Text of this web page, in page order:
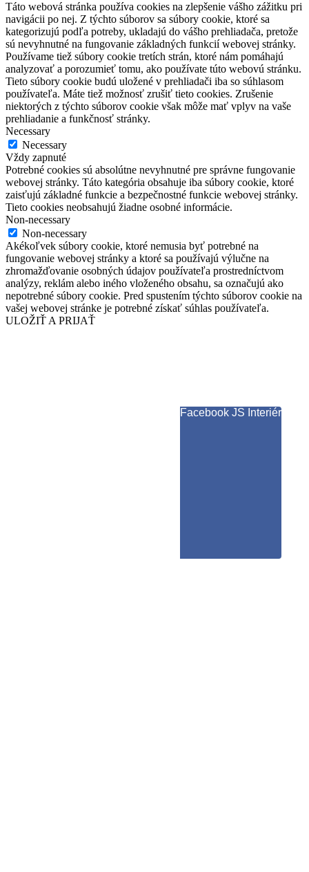
Táto webová stránka používa cookies na zlepšenie vášho zážitku pri
navigácii po nej. Z týchto súborov sa súbory cookie, ktoré sa
kategorizujú podľa potreby, ukladajú do vášho prehliadača, pretože
sú nevyhnutné na fungovanie základných funkcií webovej stránky.
Používame tiež súbory cookie tretích strán, ktoré nám pomáhajú
analyzovať a porozumieť tomu, ako používate túto webovú stránku.
Tieto súbory cookie budú uložené v prehliadači iba so súhlasom
používateľa. Máte tiež možnosť zrušiť tieto cookies. Zrušenie
niektorých z týchto súborov cookie však môže mať vplyv na vaše
prehliadanie a funkčnosť stránky.
Necessary
Necessary
Vždy zapnuté
Potrebné cookies sú absolútne nevyhnutné pre správne fungovanie
webovej stránky. Táto kategória obsahuje iba súbory cookie, ktoré
zaisťujú základné funkcie a bezpečnostné funkcie webovej stránky.
Tieto cookies neobsahujú žiadne osobné informácie.
Non-necessary
Non-necessary
Akékoľvek súbory cookie, ktoré nemusia byť potrebné na
fungovanie webovej stránky a ktoré sa používajú výlučne na
zhromažďovanie osobných údajov používateľa prostredníctvom
analýzy, reklám alebo iného vloženého obsahu, sa označujú ako
nepotrebné súbory cookie. Pred spustením týchto súborov cookie na
vašej webovej stránke je potrebné získať súhlas používateľa.
ULOŽIŤ A PRIJAŤ
Facebook JS Interiér